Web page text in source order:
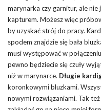
marynarka czy garnitur, ale nie
kapturem. Możesz więc
by uzyskać strój do pracy.
spodem znajdzie się bała
musi występować w
pewno będziecie się czuły
niż w marynarce. Długie
koronkowymi bluzkami.
nowymi rozwiązaniami. Tak